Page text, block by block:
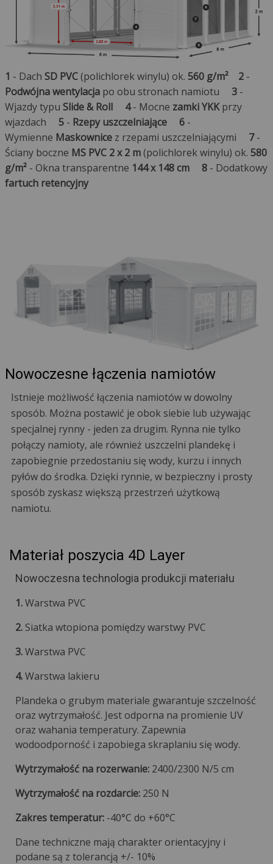
1 - Dach SD PVC(polichlorek winylu) ok. 560 g/m² 2-
Podwójna wentylacjapo obu stronach namiotu 3-
Wjazdy typu Slide & Roll 4- Mocne zamki YKKprzy
wjazdach 5- Rzepy uszczelniające 6-
Wymienne Maskownicez rzepami uszczelniającymi 7-
Ściany boczne MS PVC 2 x 2 m(polichlorek winylu) ok. 580
g/m²- Okna transparentne 144 x 148 cm 8- Dodatkowy
fartuch retencyjny
Nowoczesne łączenia namiotów
Istnieje możliwość łączenia namiotów w dowolny
sposób. Można postawić je obok siebie lub używając
specjalnej rynny - jeden za drugim. Rynna nie tylko
połączy namioty, ale również uszczelni plandekę i
zapobiegnie przedostaniu się wody, kurzu i innych
pyłów do środka. Dzięki rynnie, w bezpieczny i prosty
sposób zyskasz większą przestrzeń użytkową
namiotu.
Materiał poszycia 4D Layer
Nowoczesna technologia produkcji materiału
1.Warstwa PVC
2. Siatka wtopiona pomiędzy warstwy PVC
3.Warstwa PVC
4.Warstwa lakieru
Plandeka o grubym materiale gwarantuje szczelność
oraz wytrzymałość. Jest odporna na promienie UV
oraz wahania temperatury. Zapewnia
wodoodporność i zapobiega skraplaniu się wody.
Wytrzymałość na rozerwanie: 2400/2300 N/5 cm
Wytrzymałość na rozdarcie: 250 N
Zakres temperatur: -40°C do +60°C
Dane techniczne mają charakter orientacyjny i
podane są z tolerancją +/- 10%